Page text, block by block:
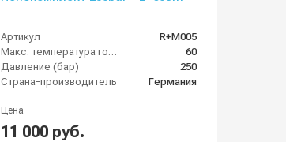
Артикул
R+M005
Макс. температура горячей воды (°C)
60
Давление (бар)
250
Страна-производитель
Германия
Цена
11 000 руб.